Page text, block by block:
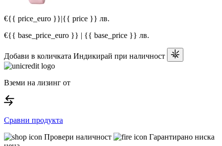
€{{ price_euro }}|{{ price }} лв.
€{{ base_price_euro }} | {{ base_price }} лв.
Добави в количката Индикирай при наличност
Вземи на лизинг от
Сравни продукта
Провери наличност
Гарантирано ниска